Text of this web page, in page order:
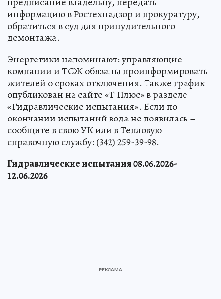
информацию в Ростехнадзор и прокуратуру,
обратиться в суд для принудительного
демонтажа.
Энергетики напоминают: управляющие
компании и ТСЖ обязаны проинформировать
жителей о сроках отключения. Также график
опубликован на сайте «Т Плюс» в разделе
«Гидравлические испытания». Если по
окончании испытаний вода не появилась –
сообщите в свою УК или в Тепловую
справочную службу: (342) 259-39-98.
Гидравлические испытания 08.06.2026-
12.06.2026